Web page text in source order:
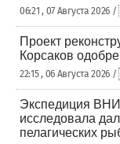
06:21 , 07 Августа 2026 /
Проект
Корсаков
22:15 , 06 Августа 2026 /
Экспедиция
исследовала
пелагических